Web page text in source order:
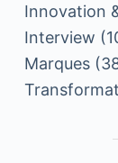
Innovation
Interview
Marques